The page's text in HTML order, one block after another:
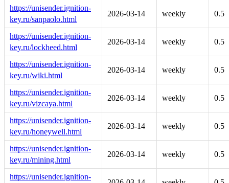
https://unisender.ignition-
key.ru/sanpaolo.html
2026-03-14 weekly 0.5
https://unisender.ignition-
key.ru/lockheed.html
2026-03-14 weekly 0.5
https://unisender.ignition-
key.ru/wiki.html
2026-03-14 weekly 0.5
https://unisender.ignition-
key.ru/vizcaya.html
2026-03-14 weekly 0.5
https://unisender.ignition-
key.ru/honeywell.html
2026-03-14 weekly 0.5
https://unisender.ignition-
key.ru/mining.html
2026-03-14 weekly 0.5
https://unisender.ignition-